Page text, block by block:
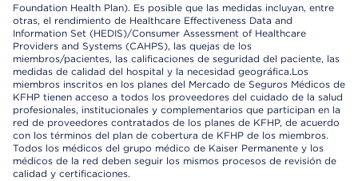
Foundation Health Plan). Es posible que las medidas incluyan, entre
otras, el rendimiento de Healthcare Effectiveness Data and
Information Set (HEDIS)/Consumer Assessment of Healthcare
Providers and Systems (CAHPS), las quejas de los
miembros/pacientes, las calificaciones de seguridad del paciente, las
medidas de calidad del hospital y la necesidad geográfica.Los
miembros inscritos en los planes del Mercado de Seguros Médicos de
KFHP tienen acceso a todos los proveedores del cuidado de la salud
profesionales, institucionales y complementarios que participan en la
red de proveedores contratados de los planes de KFHP, de acuerdo
con los términos del plan de cobertura de KFHP de los miembros.
Todos los médicos del grupo médico de Kaiser Permanente y los
médicos de la red deben seguir los mismos procesos de revisión de
calidad y certificaciones.